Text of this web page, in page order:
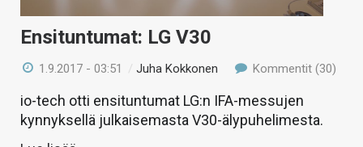
Ensituntumat: LG V30
1.9.2017 - 03:51 /Juha Kokkonen Kommentit (30)
io-tech otti ensituntumat LG:n IFA-messujen
kynnyksellä julkaisemasta V30-älypuhelimesta.